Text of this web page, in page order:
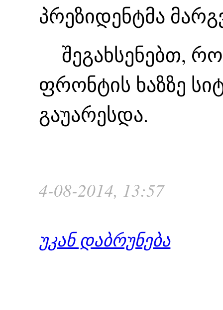
პრეზიდენტმა
შეგახსენებთ,
ფრონტის ხაზზე
გაუარესდა.
4-08-2014, 13:57
უკან დაბრუნება